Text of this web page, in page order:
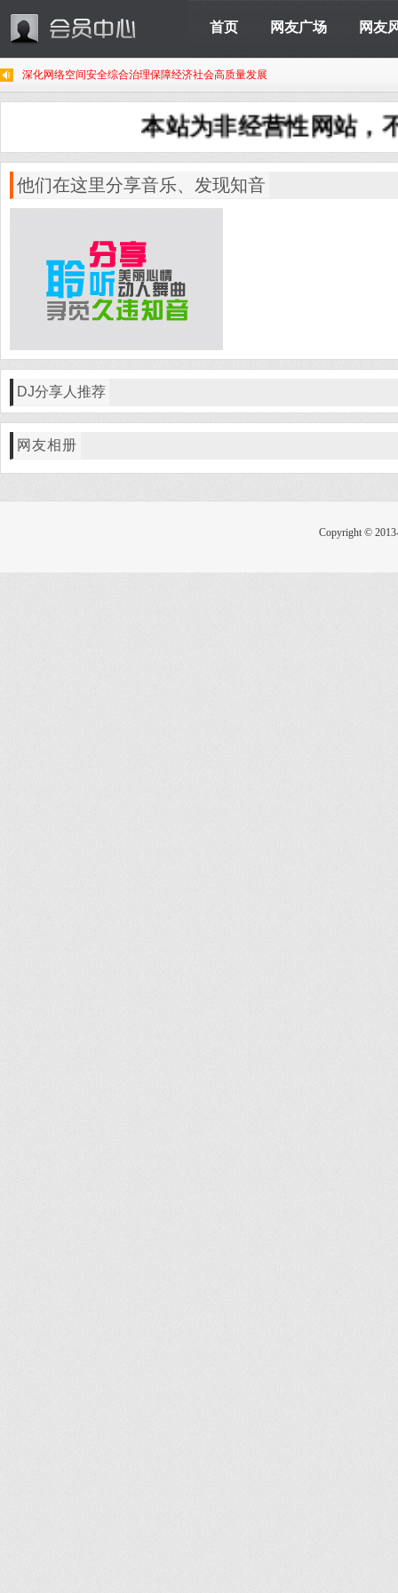
首页 网友广场 网友
深化网络空间安全综合治理保障经济社会高质量发展
本站为非经营性网站，
他们在这里分享音乐、发现知音
DJ分享人推荐
网友相册
Copyright ©